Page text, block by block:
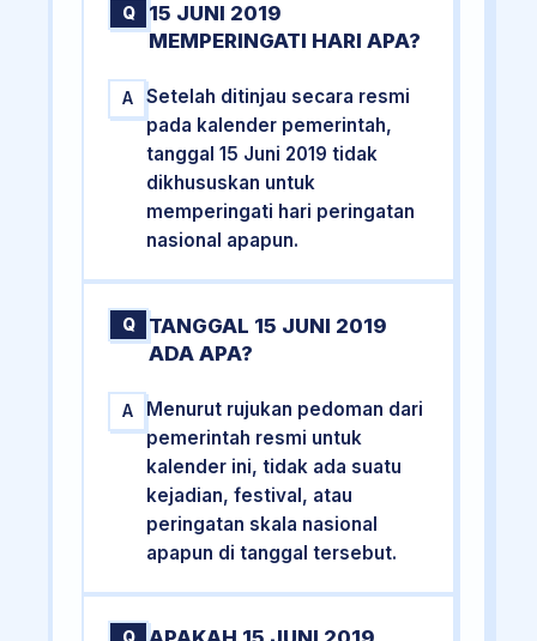
Q
15 JUNI 2019
MEMPERINGATI HARI APA?
A
Setelah ditinjau secara resmi
pada kalender pemerintah,
tanggal 15 Juni 2019 tidak
dikhususkan untuk
memperingati hari peringatan
nasional apapun.
Q
TANGGAL 15 JUNI 2019
ADA APA?
A
Menurut rujukan pedoman dari
pemerintah resmi untuk
kalender ini, tidak ada suatu
kejadian, festival, atau
peringatan skala nasional
apapun di tanggal tersebut.
Q